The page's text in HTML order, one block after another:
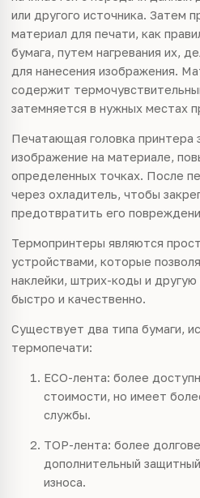
или другого источника. Затем
материал для печати, как
бумага, путем нагревания их,
для нанесения изображения.
содержит
затемняется в нужных местах
Печатающая головка принтера
изображение на материале,
определенных точках. После
через охладитель, чтобы
предотвратить его
Термопринтеры являются
устройствами, которые
наклейки, штрих-коды и
быстро и качественно.
Существует два типа бумаги,
термопечати:
ECO-лента: более
стоимости, но имеет
службы.
TOP-лента: более
дополнительный
износа.